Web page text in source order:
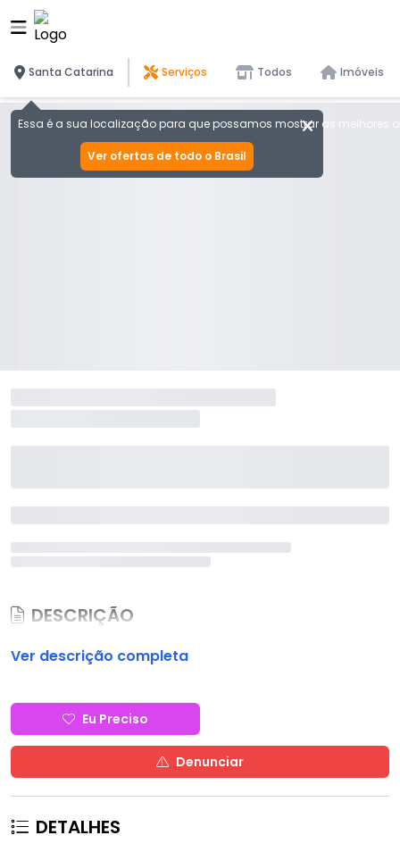
Santa Catarina
Essa é a sua localização para que possamos mostrar as melhores
Ver ofertas de todo o Brasil
Serviços Todos Imóveis
DESCRIÇÃO
Ver descrição completa
Eu Preciso
Denunciar
DETALHES